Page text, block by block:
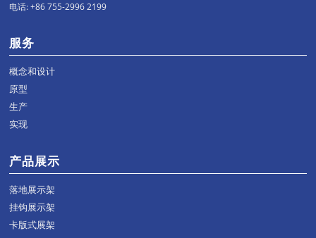
电话: +86 755-2996 2199
服务
概念和设计
原型
生产
实现
产品展示
落地展示架
挂钩展示架
卡版式展架